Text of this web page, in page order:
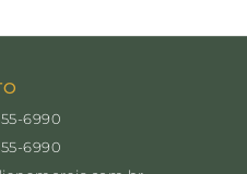
6990
6990